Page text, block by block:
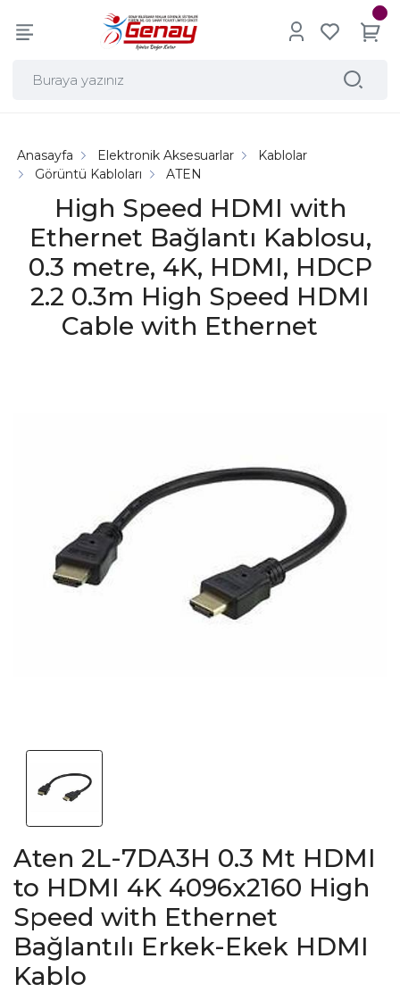
High Speed HDMI with
Ethernet Bağlantı Kablosu,
0.3 metre, 4K, HDMI, HDCP
2.2 0.3m High Speed HDMI
Cable with Ethernet
Anasayfa Elektronik Aksesuarlar
Kablolar
Görüntü Kabloları
ATEN
Aten 2L-7DA3H 0.3 Mt HDMI
to HDMI 4K 4096x2160 High
Speed with Ethernet
Bağlantılı Erkek-Ekek HDMI
Kablo